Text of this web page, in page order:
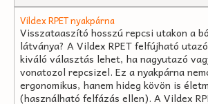
Vildex RPET nyakpárna
Visszataaszító hosszú repcsi utakon a
látványa? A Vildex RPET felfújható
kiváló választás lehet, ha nagyutazó
vonatozol repcsizel. Ez a nyakpárna
ergonomikus, hanem hideg kövön is
(használható felfázás ellen). A Vildex